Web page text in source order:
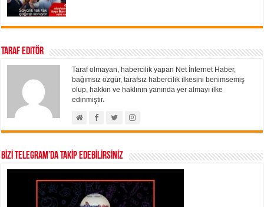
Taraf Editör
Taraf olmayan, habercilik yapan Net İnternet Haber,
bağımsız özgür, tarafsız habercilik ilkesini benimsemiş
olup, hakkın ve haklının yanında yer almayı ilke
edinmiştir.
BİZİ TELEGRAM’DA TAKİP EDEBİLİRSİNİZ